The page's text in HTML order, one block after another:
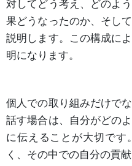
対してどう考え、どのよ
果どうなったのか、そし
説明します。この構成に
明になります。
個人での取り組みだけで
話す場合は、自分がどの
に伝えることが大切です
く、その中での自分の貢